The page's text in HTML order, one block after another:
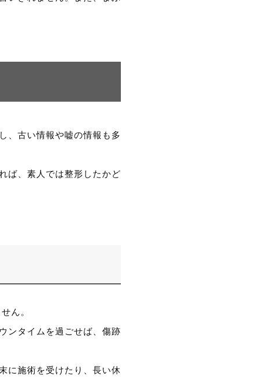
、古い情報や嘘の情報も多
ば、素人では整形したかど
ん。
ンタイムを過ごせば、傷跡
に施術を受けたり、長い休